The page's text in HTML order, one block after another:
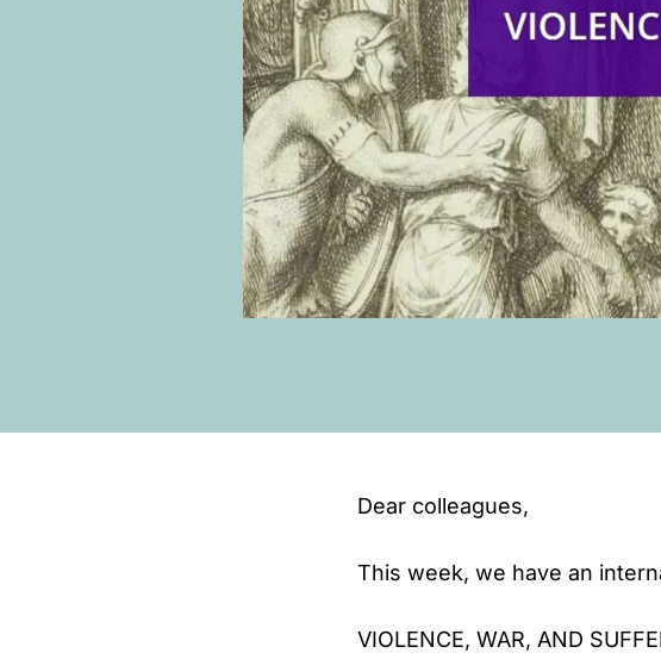
Dear colleagues,
This week, we have an
VIOLENCE, WAR, AND